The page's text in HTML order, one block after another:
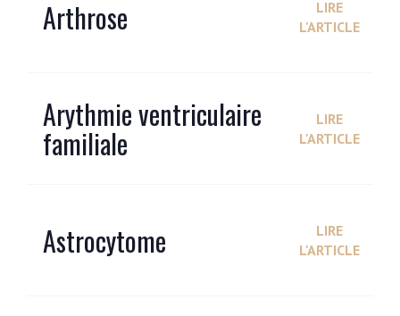
Arthrose
LIRE
L'ARTICLE
Arythmie ventriculaire
familiale
LIRE
L'ARTICLE
Astrocytome
LIRE
L'ARTICLE